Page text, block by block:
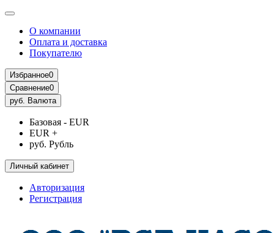
О компании
Оплата и доставка
Покупателю
Избранное0
Сравнение0
руб. Валюта
Базовая - EUR
EUR +
руб. Рубль
Личный кабинет
Авторизация
Регистрация